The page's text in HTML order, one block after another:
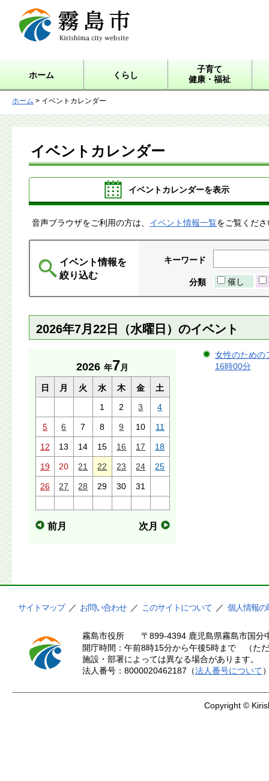
霧島市 Kirishima city
website
ホーム くらし
子育て
健康・福祉
ホーム > イベントカレンダー
イベントカレンダー
イベントカレンダーを表示
音声ブラウザをご利用の方は、 イベント情報一覧をご覧くだ
イベント情報を
絞り込む
キーワード
分類 催し
2026年7月22日（水曜日）のイベント
2026 年7月
日 月 火 水 木 金
土
1
2 3 4
5 6 7 8 9 10 11
12 13 14 15 16 17 18
19 20 21 22 23 24 25
26 27 28 29 30 31
前月 次月
女性のための
16時00分
サイトマップ ／ お問い合わせ ／ このサイトについて ／ 個人情報の
霧島市役所
〒899-4394 鹿児島県霧島市国
開庁時間：午前8時15分から午後5時まで （た
施設・部署によっては異なる場合があります。
法人番号：8000020462187（法人番号について
Copyright ©